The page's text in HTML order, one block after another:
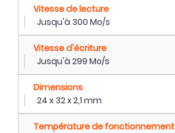
Vitesse de lecture
Jusqu'à 300 Mo/s
Vitesse d'écriture
Jusqu'à 299 Mo/s
Dimensions
24 x 32 x 2,1 mm
Température de fonctionnement